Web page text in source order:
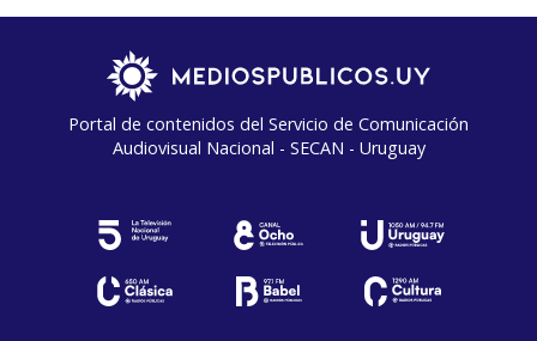
Portal de contenidos del Servicio de Comunicación
Audiovisual Nacional - SECAN - Uruguay